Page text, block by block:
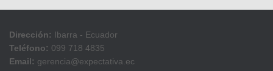
Dirección: Ibarra - Ecuador
Teléfono: 099 718 4835
Email: gerencia@expectativa.ec